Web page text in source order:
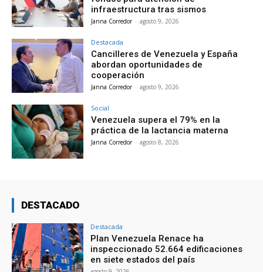
infraestructura tras sismos
Janna Corredor - agosto 9, 2026
Destacada
Cancilleres de Venezuela y España
abordan oportunidades de
cooperación
Janna Corredor - agosto 9, 2026
Social
Venezuela supera el 79% en la
práctica de la lactancia materna
Janna Corredor - agosto 8, 2026
DESTACADO
Destacada
Plan Venezuela Renace ha
inspeccionado 52.664 edificaciones
en siete estados del país